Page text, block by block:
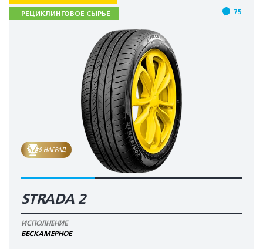
РЕЦИКЛИНГОВОЕ СЫРЬЕ 75
9 НАГРАД
STRADA 2
ИСПОЛНЕНИЕ
БЕСКАМЕРНОЕ